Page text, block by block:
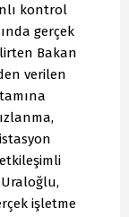
kontrol
gerçek
Bakan
verilen
işletme